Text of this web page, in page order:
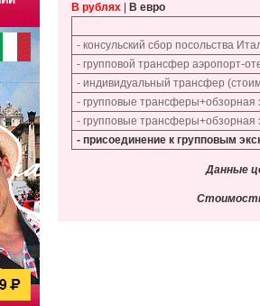
В рублях В евро
- консульский сбор посольства
- групповой трансфер аэропорт-
- индивидуальный трансфер
- групповые трансферы+обзорная
- групповые трансферы+обзорная
- присоединение к групповым
Данные